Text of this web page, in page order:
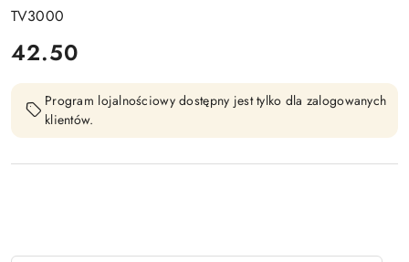
TV3000
cena:
42.50
Program lojalnościowy dostępny jest tylko dla zalogowanych
klientów.